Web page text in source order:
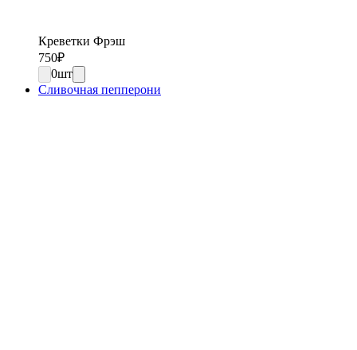
Креветки Фрэш
750₽
0шт
Сливочная пепперони